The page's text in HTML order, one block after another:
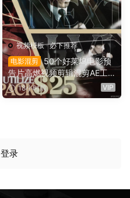
视频模板·必下推荐
电影混剪
50个好莱坞电影预
告片高燃视频剪辑混剪AE工
程项目文件+AE预设+叠加层
+视频教程 UTILIZE NEXTLV
18小时前 VIP
登录